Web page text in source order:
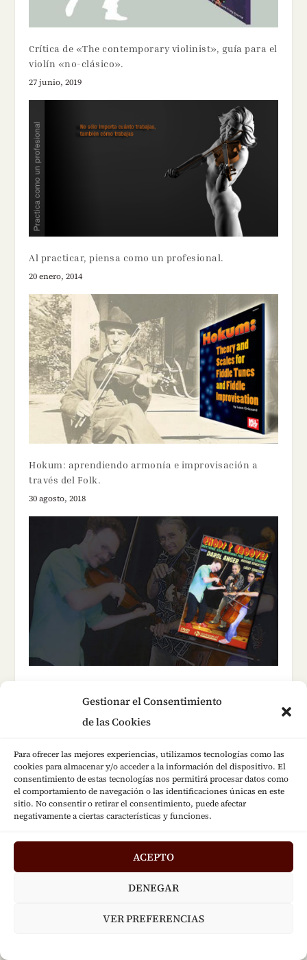
Gestionar el Consentimiento
de las Cookies
Para ofrecer las mejores experiencias, utilizamos tecnologías como las
cookies para almacenar y/o acceder a la información del dispositivo. El
consentimiento de estas tecnologías nos permitirá procesar datos como
el comportamiento de navegación o las identificaciones únicas en este
sitio. No consentir o retirar el consentimiento, puede afectar
negativamente a ciertas características y funciones.
ACEPTO
DENEGAR
VER PREFERENCIAS
Crítica de «The contemporary violinist», guía para el
violín «no-clásico».
27 junio, 2019
Al practicar, piensa como un profesional.
20 enero, 2014
Hokum: aprendiendo armonía e improvisación a
través del Folk.
30 agosto, 2018
Darol Anger y Rushad Eggleston
Deja una respuesta
Lo siento, debes estarconectadopara publicar
un comentario.
Este sitio usa Akismet para reducir el spam.
Aprende cómo se procesan los datos de tus